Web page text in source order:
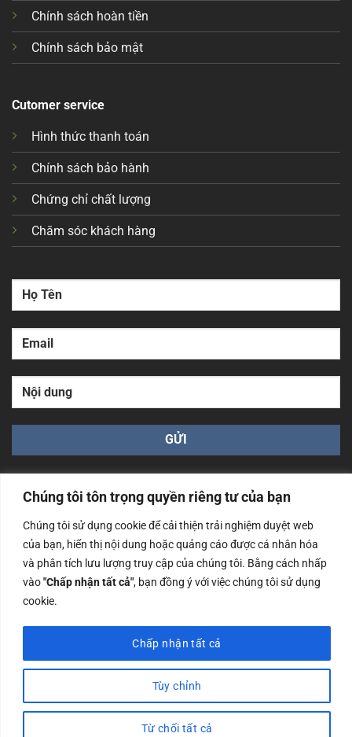
Chúng tôi tôn trọng quyền riêng tư của bạn
Chúng tôi sử dụng cookie để cải thiện trải nghiệm duyệt web
của bạn, hiển thị nội dung hoặc quảng cáo được cá nhân hóa
và phân tích lưu lượng truy cập của chúng tôi. Bằng cách nhấp
vào"Chấp nhận tất cả", bạn đồng ý với việc chúng tôi sử dụng
cookie.
Tùy chỉnh
Từ chối tất cả
Chấp nhận tất cả
Chính sách hoàn tiền
Chính sách bảo mật
Cutomer service
Hình thức thanh toán
Chính sách bảo hành
Chứng chỉ chất lượng
Chăm sóc khách hàng
Công ty TNHH Nam Bình Xương - Số ĐKKD: 0108783483
cấp ngày 14/06/2019 bởi Sở Kế Hoạch và Đầu Tư Tp. Hà
Nội
Copyrights @2023 Nam Binh Xuong. All Rights Reserved